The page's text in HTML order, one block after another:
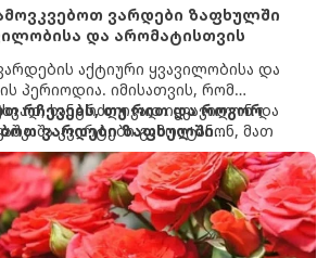
ვარდები ზაფხულში
და არომატისთვის
აქტიური ყვავილობისა და
პერიოდია. იმისათვის, რომ
ხანგრძლივად იყვავილონ და
კვირტები გამოიტანონ, მათ
და სწორი გამოკვება
ზაფხულის პერიოდში მცენარის
იცვლება, ამიტომ
ვიცოდეთ, რომელი სასუქები
ამ დროს.
რჩევებს, თუ რით და როგორ
ვარდები ზაფხულში
შედეგის მისაღწევად: